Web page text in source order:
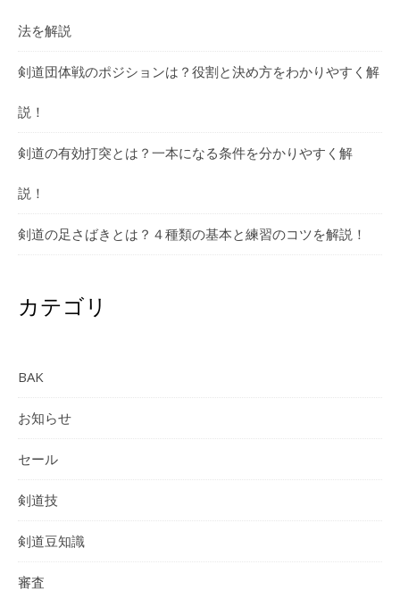
法を解説
剣道団体戦のポジションは？役割と決め方をわかりやすく解
説！
剣道の有効打突とは？一本になる条件を分かりやすく解
説！
剣道の足さばきとは？４種類の基本と練習のコツを解説！
カテゴリ
BAK
お知らせ
セール
剣道技
剣道豆知識
審査